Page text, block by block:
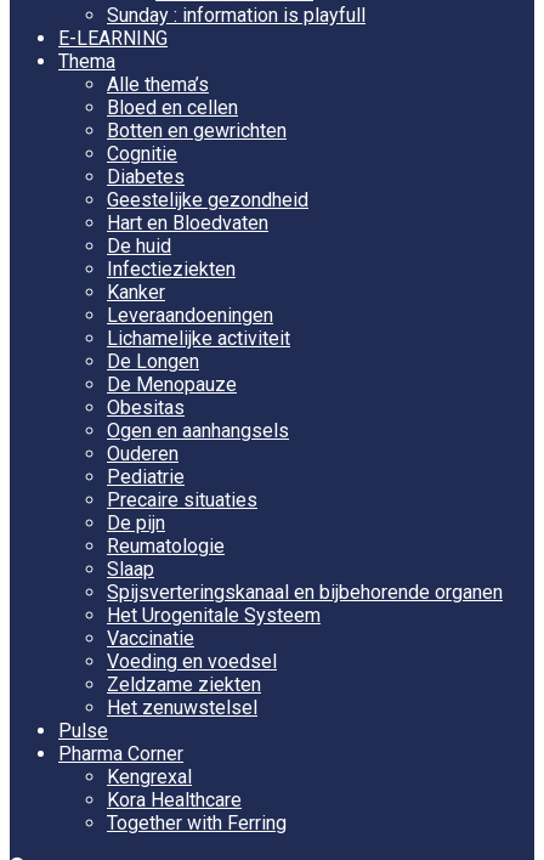
Sunday : information is playfull
E-LEARNING
Thema
Alle thema’s
Bloed en cellen
Botten en gewrichten
Cognitie
Diabetes
Geestelijke gezondheid
Hart en Bloedvaten
De huid
Infectieziekten
Kanker
Leveraandoeningen
Lichamelijke activiteit
De Longen
De Menopauze
Obesitas
Ogen en aanhangsels
Ouderen
Pediatrie
Precaire situaties
De pijn
Reumatologie
Slaap
Spijsverteringskanaal en bijbehorende organen
Het Urogenitale Systeem
Vaccinatie
Voeding en voedsel
Zeldzame ziekten
Het zenuwstelsel
Pulse
Pharma Corner
Kengrexal
Kora Healthcare
Together with Ferring